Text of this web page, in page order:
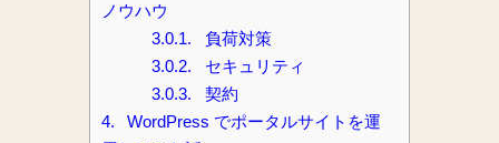
ノウハウ
3.0.1.
負荷対策
3.0.2.
セキュリティ
3.0.3.
契約
4.
WordPress でポータルサイトを運